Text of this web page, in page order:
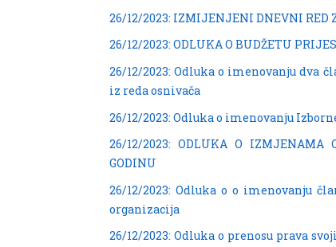
26/12/2023: IZMIJENJENI DNEVNI RED
26/12/2023: ODLUKA O BUDŽETU
26/12/2023: Odluka o imenovanju dva
iz reda osnivača
26/12/2023: Odluka o imenovanju
26/12/2023: ODLUKA O IZMJENAMA
GODINU
26/12/2023: Odluka o o imenovanju
organizacija
26/12/2023: Odluka o prenosu prava